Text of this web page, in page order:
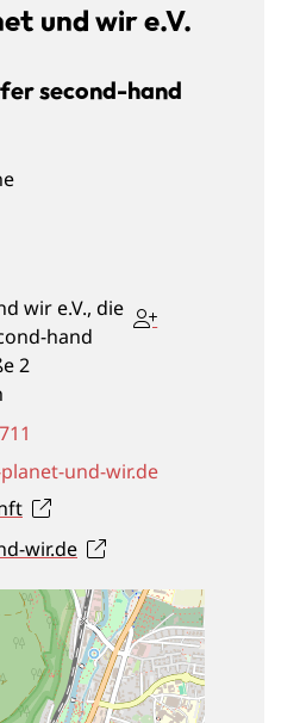
und wir e.V.
second-hand
wir e.V., die
hand
2
und-wir.de
11
wir.de